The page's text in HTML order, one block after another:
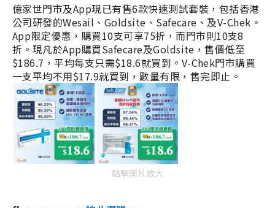
億家世門市及App現已有售6款快速測試套裝，包括香港
公司研發的Wesail、Goldsite、Safecare、及V-Chek。
App限定優惠，購買10支可享75折，而門市則10支8
折。現凡於App購買Safecare及Goldsite，售價低至
$186.7，平均每支只需$18.6就買到。V-Chek門市購買
一支平均不用$17.9就買到，數量有限，售完即止。
點擊圖片放大